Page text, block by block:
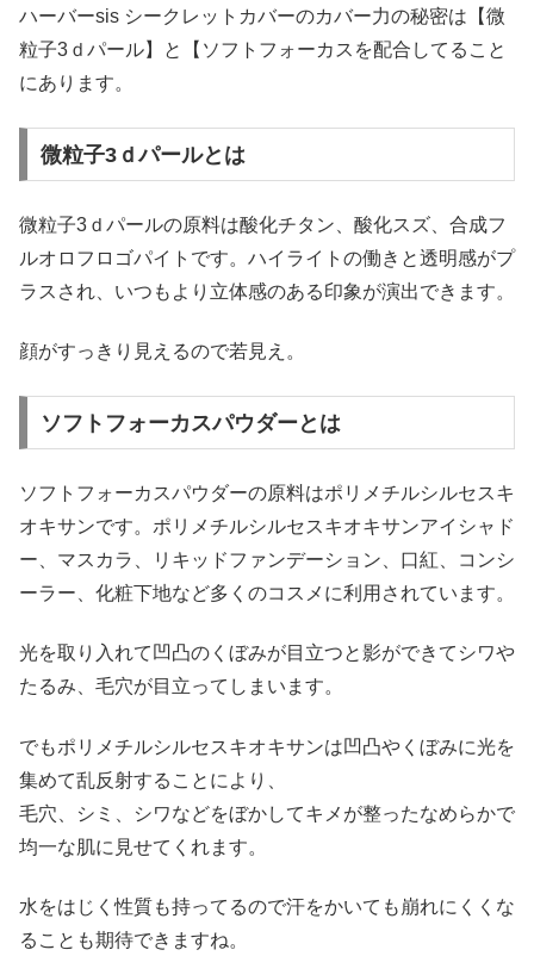
ハーバーsis シークレットカバーのカバー力の秘密は【微
粒子3ｄパール】と【ソフトフォーカスを配合してること
にあります。
微粒子3ｄパールとは
微粒子3ｄパールの原料は酸化チタン、酸化スズ、合成フ
ルオロフロゴパイトです。ハイライトの働きと透明感がプ
ラスされ、いつもより立体感のある印象が演出できます。
顔がすっきり見えるので若見え。
ソフトフォーカスパウダーとは
ソフトフォーカスパウダーの原料はポリメチルシルセスキ
オキサンです。ポリメチルシルセスキオキサンアイシャド
ー、マスカラ、リキッドファンデーション、口紅、コンシ
ーラー、化粧下地など多くのコスメに利用されています。
光を取り入れて凹凸のくぼみが目立つと影ができてシワや
たるみ、毛穴が目立ってしまいます。
でもポリメチルシルセスキオキサンは凹凸やくぼみに光を
集めて乱反射することにより、
毛穴、シミ、シワなどをぼかしてキメが整ったなめらかで
均一な肌に見せてくれます。
水をはじく性質も持ってるので汗をかいても崩れにくくな
ることも期待できますね。